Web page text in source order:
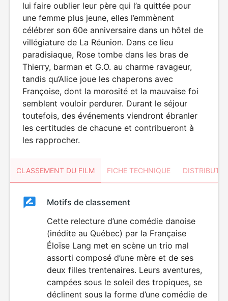
lui faire oublier leur père qui l’a quittée pour
une femme plus jeune, elles l’emmènent
célébrer son 60e anniversaire dans un hôtel de
villégiature de La Réunion. Dans ce lieu
paradisiaque, Rose tombe dans les bras de
Thierry, barman et G.O. au charme ravageur,
tandis qu’Alice joue les chaperons avec
Françoise, dont la morosité et la mauvaise foi
semblent vouloir perdurer. Durant le séjour
toutefois, des événements viendront ébranler
les certitudes de chacune et contribueront à
les rapprocher.
CLASSEMENT DU FILM FICHE TECHNIQUE
ClassementClassement
Motifs de classement
Cette relecture d’une comédie danoise
(inédite au Québec) par la Française
Éloïse Lang met en scène un trio mal
assorti composé d’une mère et de ses
deux filles trentenaires. Leurs aventures,
campées sous le soleil des tropiques, se
déclinent sous la forme d’une comédie de